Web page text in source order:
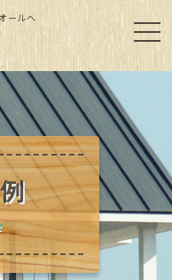
ールへ